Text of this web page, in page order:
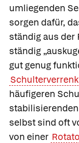
umliegenden
sorgen dafür,
ständig aus
ständig
gut genug
häufigeren
selbst sind oft
von einer